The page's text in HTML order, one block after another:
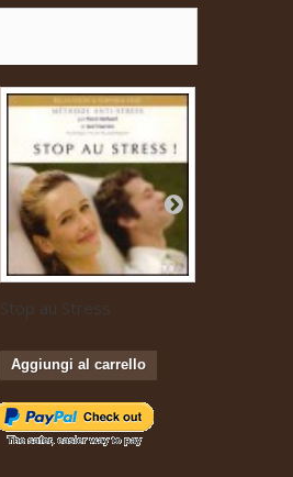
Stop au Stress
Aggiungi al carrello